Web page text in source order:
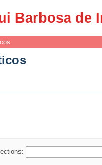
Barbosa de